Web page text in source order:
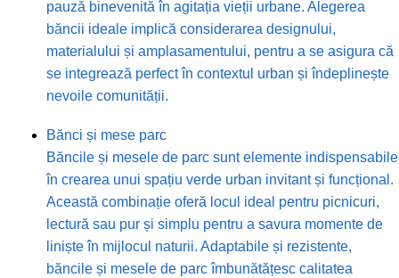
pauză binevenită în agitația vieții urbane. Alegerea
băncii ideale implică considerarea designului,
materialului și amplasamentului, pentru a se asigura că
se integrează perfect în contextul urban și îndeplinește
nevoile comunității.
Bănci și mese parc
Băncile și mesele de parc sunt elemente indispensabile
în crearea unui spațiu verde urban invitant și funcțional.
Această combinație oferă locul ideal pentru picnicuri,
lectură sau pur și simplu pentru a savura momente de
liniște în mijlocul naturii. Adaptabile și rezistente,
băncile și mesele de parc îmbunătățesc calitatea